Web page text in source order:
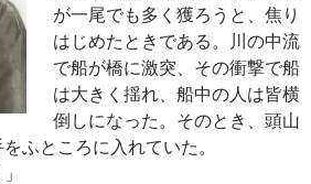
が一尾でも多く獲ろうと、焦り
はじめたときである。川の中流
で船が橋に激突、その衝撃で船
は大きく揺れ、船中の人は皆横
倒しになった。そのとき、頭山
ふところに入れていた。